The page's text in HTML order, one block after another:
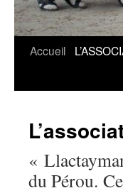
Aller
Accueil
«
du Pérou.